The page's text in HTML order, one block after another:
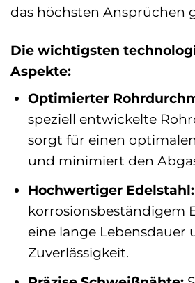
das höchsten Ansprüchen
Die wichtigsten
Aspekte:
Optimierter
speziell entwickelte
sorgt für einen
und minimiert den
Hochwertiger Edelstahl:
korrosionsbeständigem
eine lange Lebensdauer
Zuverlässigkeit.